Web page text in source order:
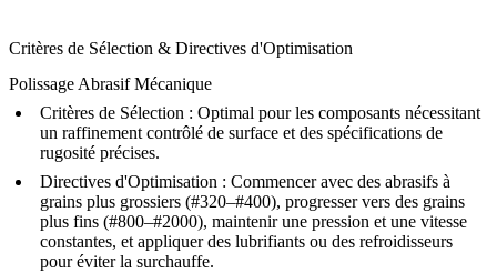
Critères de Sélection & Directives d'Optimisation
Polissage Abrasif Mécanique
Critères de Sélection : Optimal pour les composants nécessitant
un raffinement contrôlé de surface et des spécifications de
rugosité précises.
Directives d'Optimisation : Commencer avec des abrasifs à
grains plus grossiers (#320–#400), progresser vers des grains
plus fins (#800–#2000), maintenir une pression et une vitesse
constantes, et appliquer des lubrifiants ou des refroidisseurs
pour éviter la surchauffe.